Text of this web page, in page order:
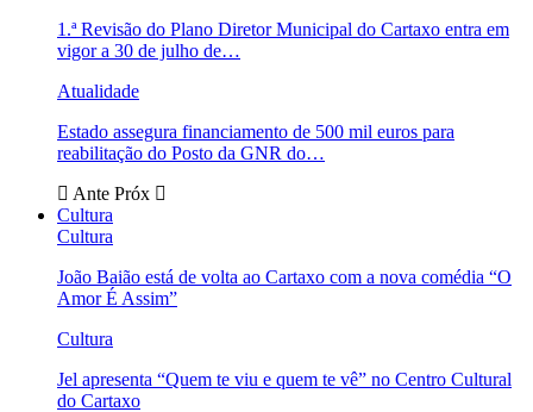
1.ª Revisão do Plano Diretor Municipal do Cartaxo entra em
vigor a 30 de julho de…
Atualidade
Estado assegura financiamento de 500 mil euros para
reabilitação do Posto da GNR do…
Ante Próx
Cultura
Cultura
João Baião está de volta ao Cartaxo com a nova comédia “O
Amor É Assim”
Cultura
Jel apresenta “Quem te viu e quem te vê” no Centro Cultural
do Cartaxo